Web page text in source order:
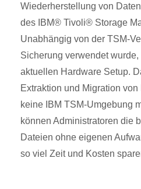
Wiederherstellung von
des IBM® Tivoli® Storage
Unabhängig von der TSM-
Sicherung verwendet
aktuellen Hardware Setup.
Extraktion und Migration
keine IBM TSM-Umgebung
können Administratoren die
Dateien ohne eigenen
so viel Zeit und Kosten